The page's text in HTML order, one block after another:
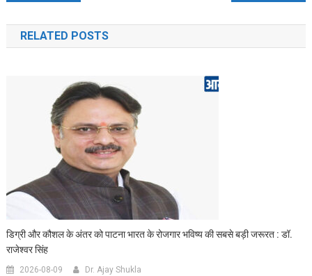
navigation
RELATED POSTS
डिग्री और कौशल के अंतर को पाटना भारत के रोजगार भविष्य की सबसे बड़ी जरूरत : डॉ.
राजेश्वर सिंह
2026-08-09 Dr. Ajay Shukla